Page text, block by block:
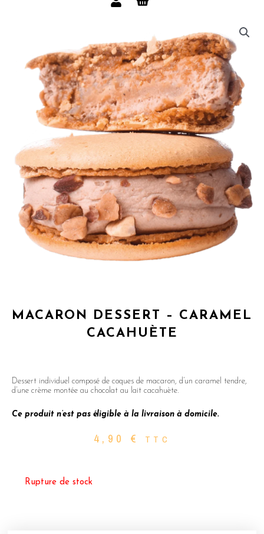
MACARON DESSERT – CARAMEL
CACAHUÈTE
Dessert individuel composé de coques de macaron, d’un caramel tendre,
d’une crème montée au chocolat au lait cacahuète.
Ce produit n’est pas éligible à la livraison à domicile.
4,90 € TTC
Rupture de stock